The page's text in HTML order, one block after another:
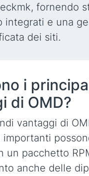
fornendo
integrati e una
dei siti.
i
di OMD?
vantaggi di
un pacchetto
anche delle